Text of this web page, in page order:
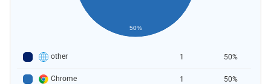
50%
other 1 50%
Chrome 1 50%